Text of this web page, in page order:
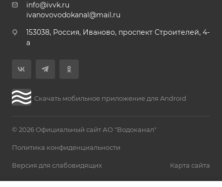
info@ivvk.ru
ivanovovodokanal@mail.ru
153038, Россия, Иваново, проспект Строителей, 4-
а
Скачать мобильное приложение для Android
© 2026 Официальный сайт АО "Водоканал"
Политика конфиденциальности
Версия для слабовидящих Карта сайта